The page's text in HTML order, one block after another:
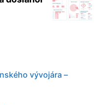
vývojára –